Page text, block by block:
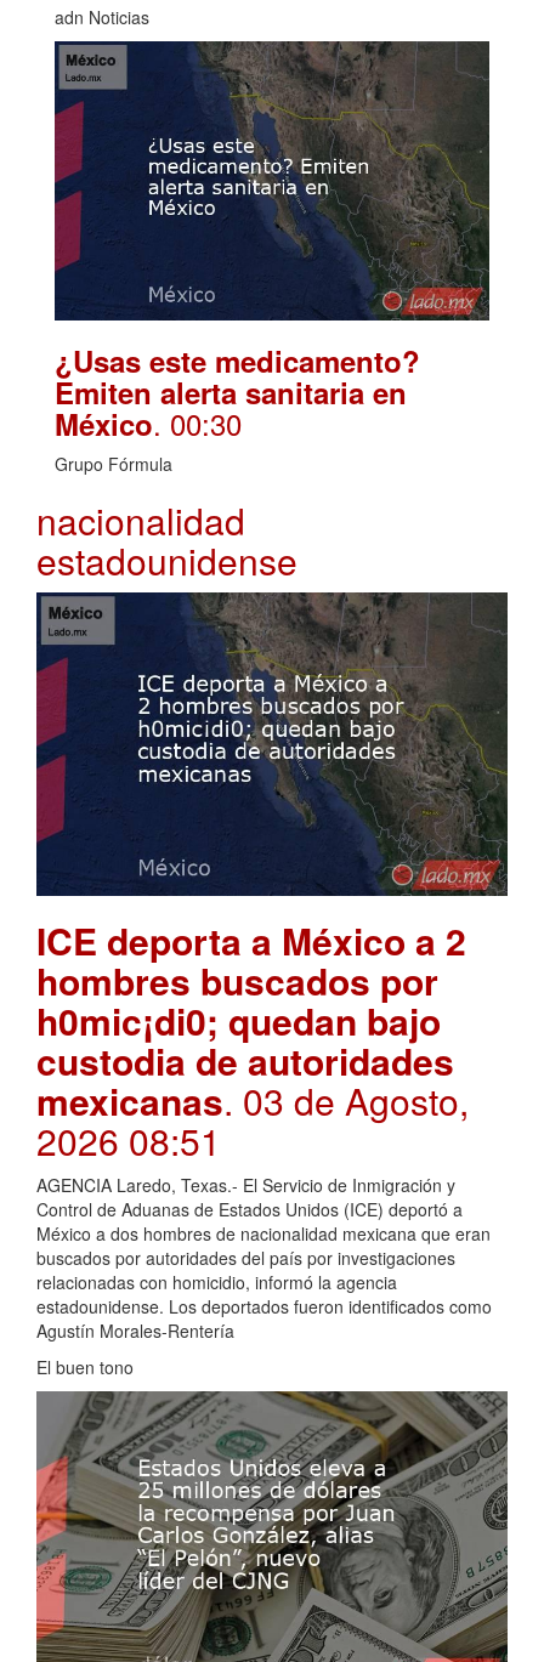
adn Noticias
¿Usas este medicamento?
Emiten alerta sanitaria en
México. 00:30
Grupo Fórmula
nacionalidad
estadounidense
ICE deporta a México a 2
hombres buscados por
h0mic¡di0; quedan bajo
custodia de autoridades
mexicanas. 03 de Agosto,
2026 08:51
AGENCIA Laredo, Texas.- El Servicio de Inmigración y
Control de Aduanas de Estados Unidos (ICE) deportó a
México a dos hombres de nacionalidad mexicana que eran
buscados por autoridades del país por investigaciones
relacionadas con homicidio, informó la agencia
estadounidense. Los deportados fueron identificados como
Agustín Morales-Rentería
El buen tono